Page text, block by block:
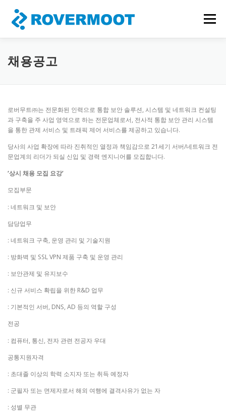
메뉴
HOME 회사소개
채용공고
로버무트㈜는 전문화된 인력으로 통합 보안 솔루션, 시스템 및 네트워크 컨설팅
과 구축을 주 사업 영역으로 하는 전문업체로서, 전사적 통합 보안 관리 시스템
을 통한 관제 서비스 및 트래픽 제어 서비스를 제공하고 있습니다.
당사의 사업 확장에 따라 진취적인 열정과 책임감으로 21세기 서버/네트워크 전
문업계의 리더가 되실 신입 및 경력 엔지니어를 모집합니다.
‘상시 채용 모집 요강’
모집부문
: 네트워크 및 보안
담당업무
: 네트워크 구축, 운영 관리 및 기술지원
: 방화벽 및 SSL VPN 제품 구축 및 운영 관리
: 보안관제 및 유지보수
: 신규 서비스 확립을 위한 R&D 업무
: 기본적인 서버, DNS, AD 등의 역할 구성
전공
: 컴퓨터, 통신, 전자 관련 전공자 우대
공통지원자격
: 초대졸 이상의 학력 소지자 또는 취득 예정자
: 군필자 또는 면제자로서 해외 여행에 결격사유가 없는 자
: 성별 무관